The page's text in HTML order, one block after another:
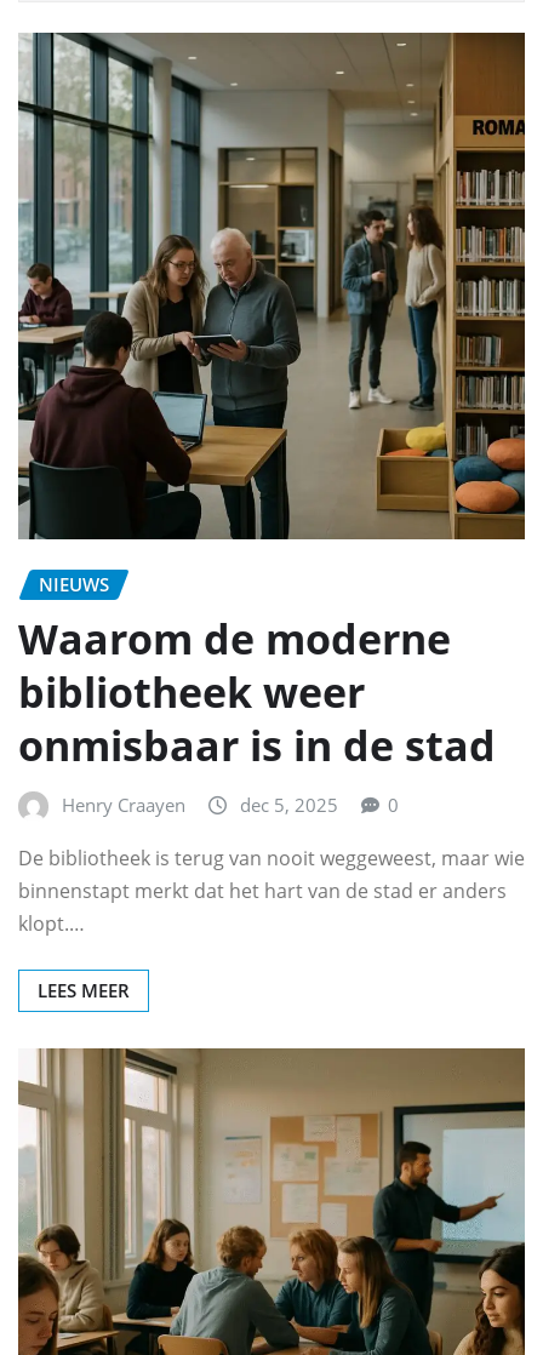
NIEUWS
Waarom de moderne
bibliotheek weer
onmisbaar is in de stad
Henry Craayen dec 5, 2025 0
De bibliotheek is terug van nooit weggeweest, maar wie
binnenstapt merkt dat het hart van de stad er anders
klopt.…
LEES MEER